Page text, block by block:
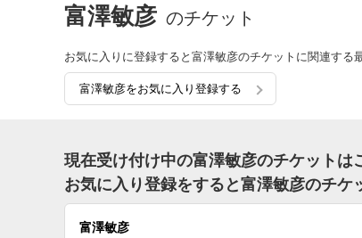
富澤敏彦 のチケット
お気に入りに登録すると富澤敏彦のチケットに関連する
富澤敏彦をお気に入り登録する
現在受け付け中の富澤敏彦のチケットは
お気に入り登録をすると富澤敏彦のチケ
富澤敏彦